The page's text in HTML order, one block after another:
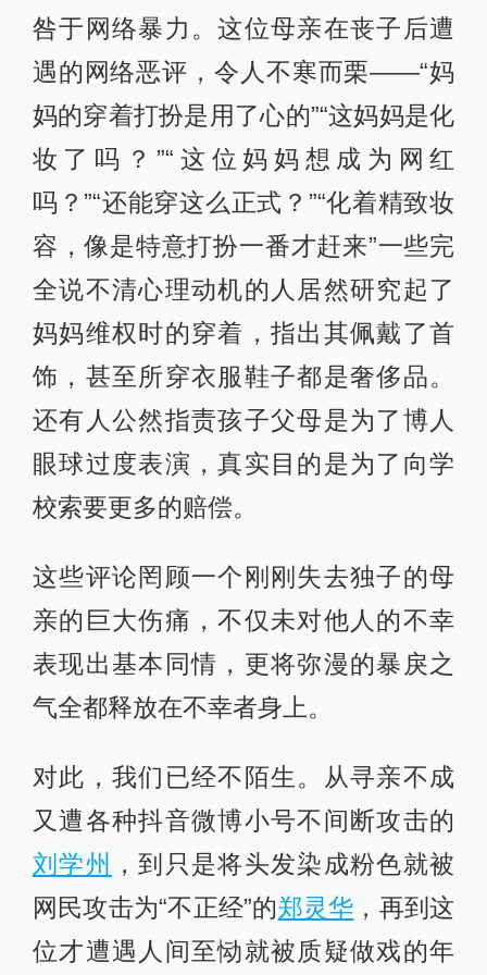
咎于网络暴力。这位母亲在丧子后遭
遇的网络恶评，令人不寒而栗——“妈
妈的穿着打扮是用了心的”“这妈妈是化
妆了吗？”“这位妈妈想成为网红
吗？”“还能穿这么正式？”“化着精致妆
容，像是特意打扮一番才赶来”一些完
全说不清心理动机的人居然研究起了
妈妈维权时的穿着，指出其佩戴了首
饰，甚至所穿衣服鞋子都是奢侈品。
还有人公然指责孩子父母是为了博人
眼球过度表演，真实目的是为了向学
校索要更多的赔偿。
这些评论罔顾一个刚刚失去独子的母
亲的巨大伤痛，不仅未对他人的不幸
表现出基本同情，更将弥漫的暴戾之
气全都释放在不幸者身上。
对此，我们已经不陌生。从寻亲不成
又遭各种抖音微博小号不间断攻击的
刘学州
，到只是将头发染成粉色就被
网民攻击为“不正经”的郑灵华 ，再到这
位才遭遇人间至恸就被质疑做戏的年